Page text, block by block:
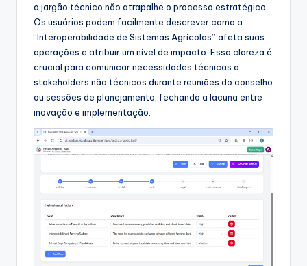
o jargão técnico não atrapalhe o processo estratégico.
Os usuários podem facilmente descrever como a
“Interoperabilidade de Sistemas Agrícolas” afeta suas
operações e atribuir um nível de impacto. Essa clareza é
crucial para comunicar necessidades técnicas a
stakeholders não técnicos durante reuniões do conselho
ou sessões de planejamento, fechando a lacuna entre
inovação e implementação.